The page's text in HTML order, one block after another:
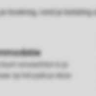
kunt verwachten in je
op het park je deze